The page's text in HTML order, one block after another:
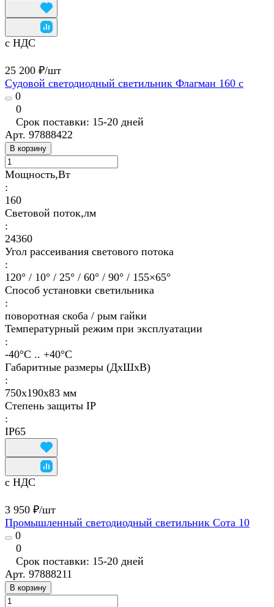
с НДС
25 200 ₽/шт
Судовой светодиодный светильник Флагман 160 с
0
0
Срок поставки: 15-20 дней
Арт. 97888422
В корзину
Мощность,Вт
:
160
Световой поток,лм
:
24360
Угол рассеивания светового потока
:
120° / 10° / 25° / 60° / 90° / 155×65°
Способ установки светильника
:
поворотная скоба / рым гайки
Температурный режим при эксплуатации
:
-40°С .. +40°C
Габаритные размеры (ДхШхВ)
:
750х190х83 мм
Степень защиты IP
:
IP65
с НДС
3 950 ₽/шт
Промышленный светодиодный светильник Сота 10
0
0
Срок поставки: 15-20 дней
Арт. 97888211
В корзину